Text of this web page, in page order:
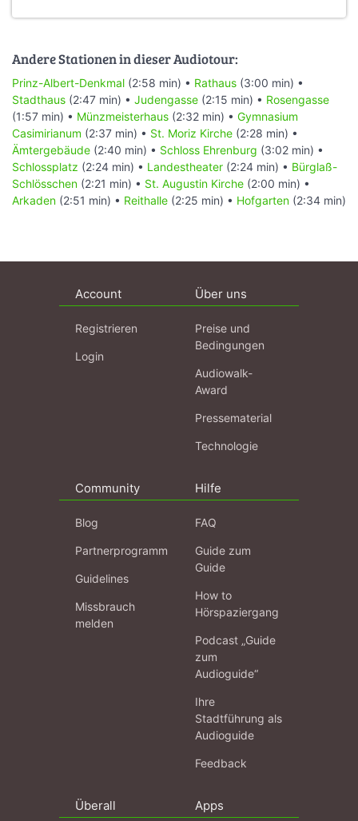
Andere Stationen in dieser Audiotour:
Prinz-Albert-Denkmal (2:58 min) • Rathaus (3:00 min) •
Stadthaus (2:47 min) • Judengasse (2:15 min) • Rosengasse
(1:57 min) • Münzmeisterhaus (2:32 min) • Gymnasium
Casimirianum (2:37 min) • St. Moriz Kirche (2:28 min) •
Ämtergebäude (2:40 min) • Schloss Ehrenburg (3:02 min) •
Schlossplatz (2:24 min) • Landestheater (2:24 min) • Bürglaß-
Schlösschen (2:21 min) • St. Augustin Kirche (2:00 min) •
Arkaden (2:51 min) • Reithalle (2:25 min) • Hofgarten (2:34 min)
Account
Registrieren
Login
Über uns
Preise und
Bedingungen
Audiowalk-
Award
Pressematerial
Technologie
Community
Blog
Partnerprogramm
Guidelines
Missbrauch
melden
Hilfe
FAQ
Guide zum
Guide
How to
Hörspaziergang
Podcast „Guide
zum
Audioguide“
Ihre
Stadtführung als
Audioguide
Feedback
Überall Apps